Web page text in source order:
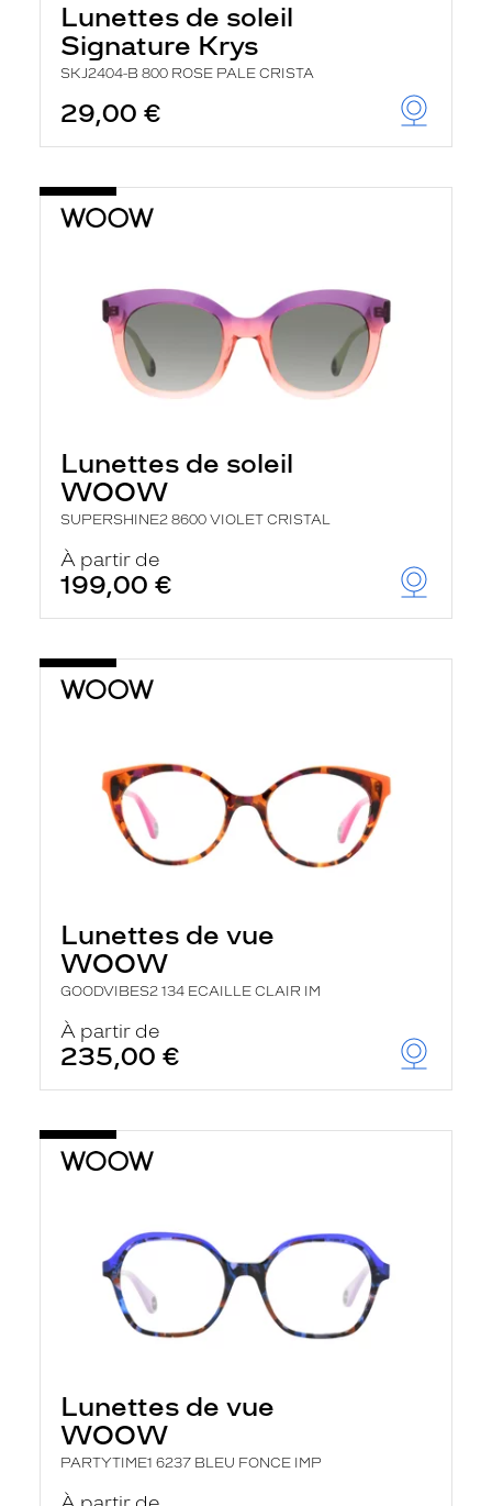
Lunettes de soleil
Signature Krys
SKJ2404-B 800 ROSE PALE CRISTA
29,00 €
Lunettes de soleil
WOOW
SUPERSHINE2 8600 VIOLET CRISTAL
À partir de
199,00 €
Lunettes de vue
WOOW
GOODVIBES2 134 ECAILLE CLAIR IM
À partir de
235,00 €
Lunettes de vue
WOOW
PARTYTIME1 6237 BLEU FONCE IMP